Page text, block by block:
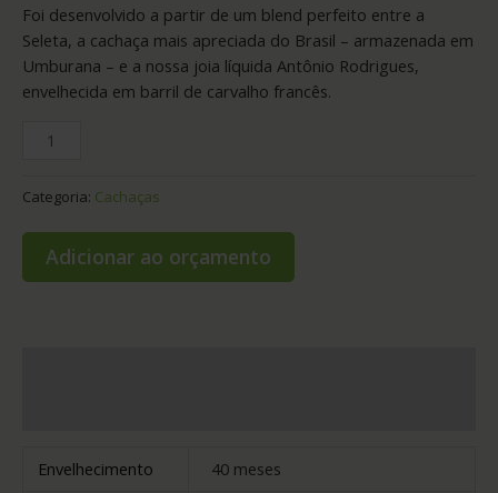
Foi desenvolvido a partir de um blend perfeito entre a
Seleta, a cachaça mais apreciada do Brasil – armazenada em
Umburana – e a nossa joia líquida Antônio Rodrigues,
envelhecida em barril de carvalho francês.
Categoria: Cachaças
Adicionar ao orçamento
Envelhecimento
40 meses